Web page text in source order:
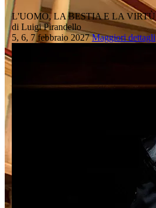
L'UOMO, LA BESTIA E LA VIRTÙ
di Luigi Pirandello
5, 6, 7 febbraio 2027Maggiori dettagli